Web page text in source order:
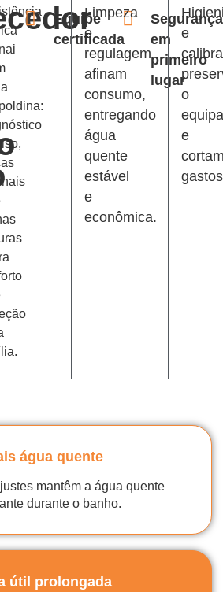
Equipe
certificada
Segurança
em
primeiro
lugar
Limpeza
e
regulagem
afinam
consumo,
entregando
água
quente
estável
e
econômica.
e
o
e
água quente
mantêm a água quente
durante o banho.
útil prolongada